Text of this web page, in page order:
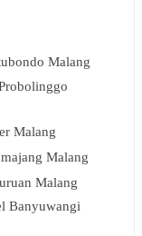
Malang
Malang
Malang
Malang
Banyuwangi